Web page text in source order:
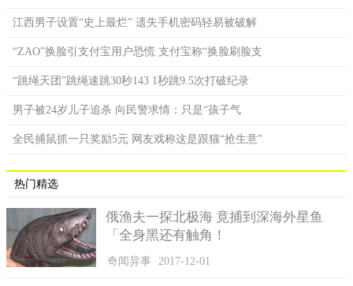
学校引入人脸识别，相较于在校园何处安装门禁的做法，学
江西男子设置“史上最烂” 遗失手机密码轻易被破解
“ZAO”换脸引支付宝用户恐慌 支付宝称“换脸刷脸支
“跳绳天团”跳绳速跳30秒143 1秒跳9.5次打破纪录
男子被24岁儿子追杀 向民警求情：只是“孩子气
全民捕鼠抓一只奖励5元 网友戏称这是跟猫“抢生意”
热门精选
俄渔夫一探北极海 竟捕到深海外星鱼
「全身黑还有触角！
奇闻异事 2017-12-01